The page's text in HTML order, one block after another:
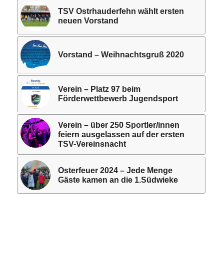
TSV Ostrhauderfehn wählt ersten
neuen Vorstand
Vorstand – Weihnachtsgruß 2020
Verein – Platz 97 beim
Förderwettbewerb Jugendsport
Verein – über 250 Sportler/innen
feiern ausgelassen auf der ersten
TSV-Vereinsnacht
Osterfeuer 2024 – Jede Menge
Gäste kamen an die 1.Südwieke